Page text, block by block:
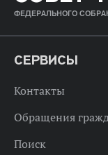
ФЕДЕРАЛЬНОГО
СЕРВИСЫ
Контакты
Обращения
Поиск